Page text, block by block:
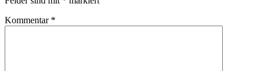
Kommentar *